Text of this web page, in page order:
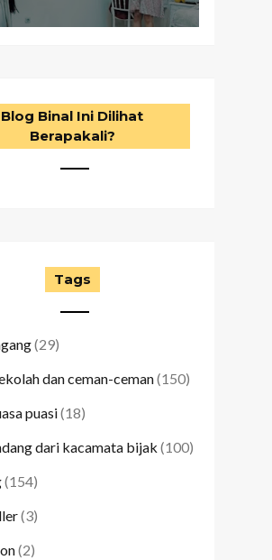
Blog Binal Ini Dilihat
Berapakali?
Tags
(29)
dan ceman-ceman(150)
puasi(18)
dari kacamata bijak (100)
(154)
(3)
(2)